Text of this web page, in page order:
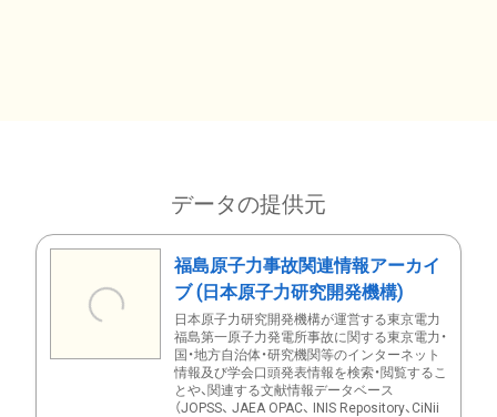
データの提供元
福島原子力事故関連情報アーカイ
ブ (日本原子力研究開発機構)
日本原子力研究開発機構が運営する東京電力
福島第一原子力発電所事故に関する東京電力・
国・地方自治体・研究機関等のインターネット
情報及び学会口頭発表情報を検索・閲覧するこ
とや、関連する文献情報データベース
（JOPSS、 JAEA OPAC、 INIS Repository、CiNii